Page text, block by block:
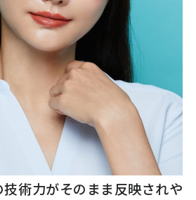
術力がそのまま反映されや